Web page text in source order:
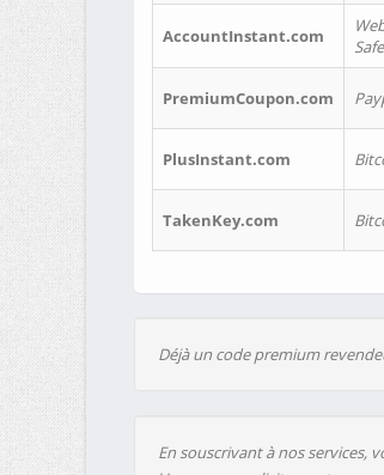
AccountInstant.com
PremiumCoupon.com
PlusInstant.com
TakenKey.com
Déjà un code premium
En souscrivant à nos services,